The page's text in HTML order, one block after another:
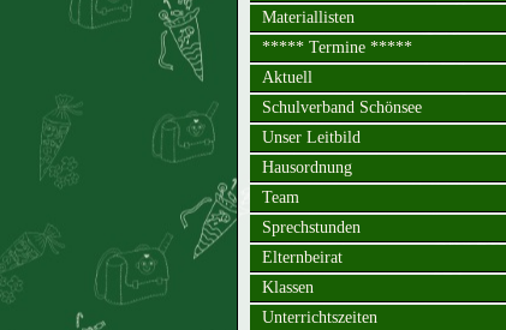
Materiallisten
***** Termine *****
Aktuell
Schulverband Schönsee
Unser Leitbild
Hausordnung
Team
Sprechstunden
Elternbeirat
Klassen
Unterrichtszeiten